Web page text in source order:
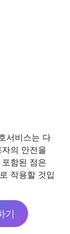
서비스는 다
의 안전을
함된 점은
작용할 것입
기